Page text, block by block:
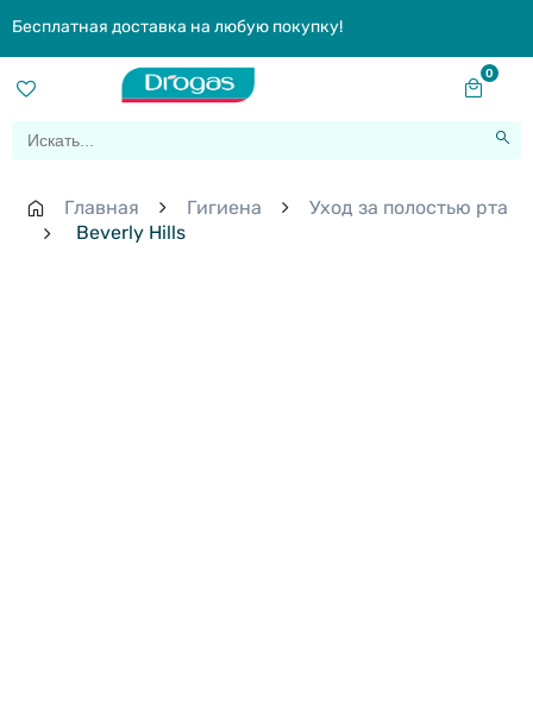
Бесплатная доставка на любую покупку!
0
Главная Гигиена
Уход за полостью рта
Beverly Hills